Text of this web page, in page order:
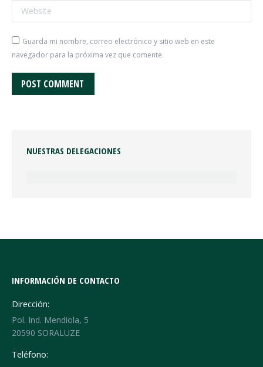
Website
Guarda mi nombre, correo electrónico y sitio web en este
navegador para la próxima vez que comente.
POST COMMENT
NUESTRAS DELEGACIONES
INFORMACIÓN DE CONTACTO
Dirección:
Pol. Ind. Mendiola, 5
20590 SORALUZE
Teléfono: